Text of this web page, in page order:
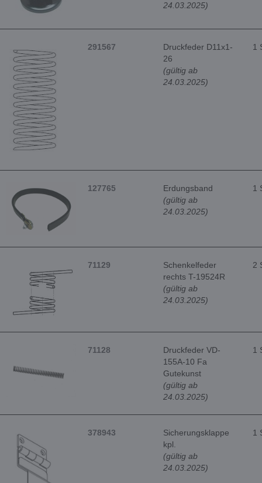
24.03.2025)
291567
Druckfeder D11x1-
26
(gültig ab
24.03.2025)
1
127765
Erdungsband
(gültig ab
24.03.2025)
1
71129
Schenkelfeder
rechts T-19524R
(gültig ab
24.03.2025)
2
71128
Druckfeder VD-
155A-10 Fa
Gutekunst
(gültig ab
24.03.2025)
1
378943
Sicherungsklappe
kpl.
(gültig ab
24.03.2025)
1